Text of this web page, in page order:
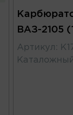
ВАЗ-2105
Артикул :